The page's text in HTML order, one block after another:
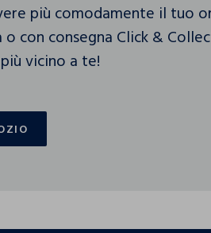
più comodamente il tuo
con consegna Click &
vicino a te!